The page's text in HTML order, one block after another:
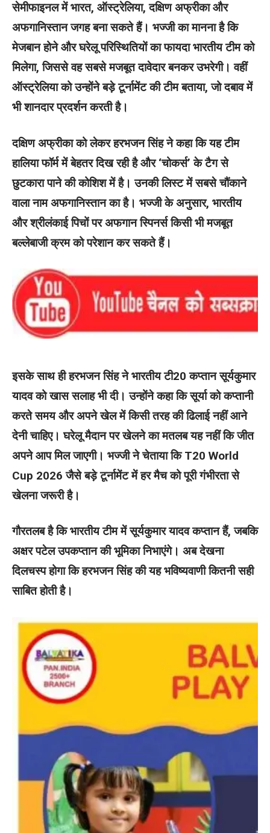
सेमीफाइनल में भारत, ऑस्ट्रेलिया, दक्षिण अफ्रीका और
अफगानिस्तान जगह बना सकते हैं। भज्जी का मानना है कि
मेजबान होने और घरेलू परिस्थितियों का फायदा भारतीय टीम को
मिलेगा, जिससे वह सबसे मजबूत दावेदार बनकर उभरेगी। वहीं
ऑस्ट्रेलिया को उन्होंने बड़े टूर्नामेंट की टीम बताया, जो दबाव में
भी शानदार प्रदर्शन करती है।
दक्षिण अफ्रीका को लेकर हरभजन सिंह ने कहा कि यह टीम
हालिया फॉर्म में बेहतर दिख रही है और ‘चोकर्स’ के टैग से
छुटकारा पाने की कोशिश में है। उनकी लिस्ट में सबसे चौंकाने
वाला नाम अफगानिस्तान का है। भज्जी के अनुसार, भारतीय
और श्रीलंकाई पिचों पर अफगान स्पिनर्स किसी भी मजबूत
बल्लेबाजी क्रम को परेशान कर सकते हैं।
इसके साथ ही हरभजन सिंह ने भारतीय टी20 कप्तान सूर्यकुमार
यादव को खास सलाह भी दी। उन्होंने कहा कि सूर्या को कप्तानी
करते समय और अपने खेल में किसी तरह की ढिलाई नहीं आने
देनी चाहिए। घरेलू मैदान पर खेलने का मतलब यह नहीं कि जीत
अपने आप मिल जाएगी। भज्जी ने चेताया कि T20 World
Cup 2026 जैसे बड़े टूर्नामेंट में हर मैच को पूरी गंभीरता से
खेलना जरूरी है।
गौरतलब है कि भारतीय टीम में सूर्यकुमार यादव कप्तान हैं, जबकि
अक्षर पटेल उपकप्तान की भूमिका निभाएंगे। अब देखना
दिलचस्प होगा कि हरभजन सिंह की यह भविष्यवाणी कितनी सही
साबित होती है।